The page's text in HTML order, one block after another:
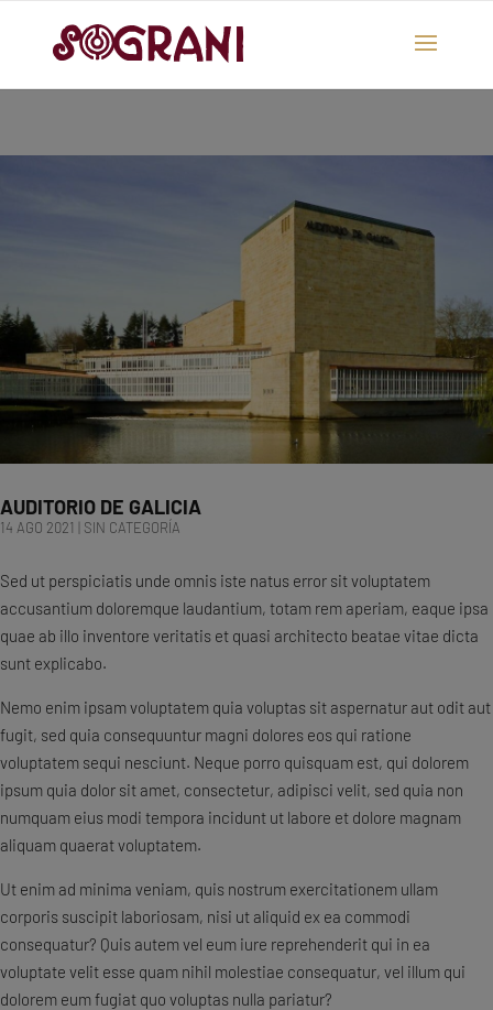
AUDITORIO DE GALICIA
14 AGO 2021 SIN CATEGORÍA
Sed ut perspiciatis unde omnis iste natus error sit voluptatem
accusantium doloremque laudantium, totam rem aperiam, eaque ipsa
quae ab illo inventore veritatis et quasi architecto beatae vitae dicta
sunt explicabo.
Nemo enim ipsam voluptatem quia voluptas sit aspernatur aut odit aut
fugit, sed quia consequuntur magni dolores eos qui ratione
voluptatem sequi nesciunt. Neque porro quisquam est, qui dolorem
ipsum quia dolor sit amet, consectetur, adipisci velit, sed quia non
numquam eius modi tempora incidunt ut labore et dolore magnam
aliquam quaerat voluptatem.
Ut enim ad minima veniam, quis nostrum exercitationem ullam
corporis suscipit laboriosam, nisi ut aliquid ex ea commodi
consequatur? Quis autem vel eum iure reprehenderit qui in ea
voluptate velit esse quam nihil molestiae consequatur, vel illum qui
dolorem eum fugiat quo voluptas nulla pariatur?